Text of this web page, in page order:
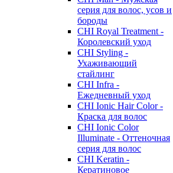
серия для волос, усов и
бороды
CHI Royal Treatment -
Королевский уход
CHI Styling -
Ухаживающий
стайлинг
CHI Infra -
Ежедневный уход
CHI Ionic Hair Color -
Краска для волос
CHI Ionic Color
Illuminate - Оттеночная
серия для волос
CHI Keratin -
Кератиновое